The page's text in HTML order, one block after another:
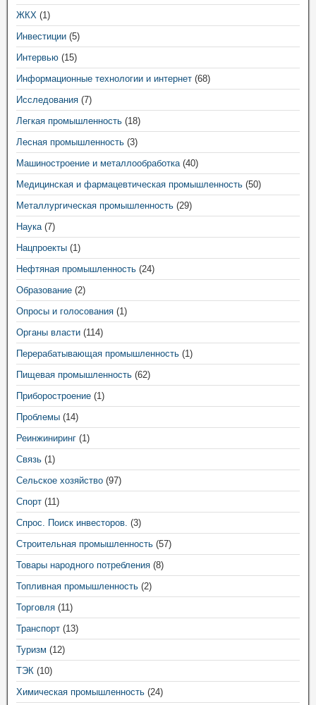
ЖКХ (1)
Инвестиции (5)
Интервью (15)
Информационные технологии и интернет (68)
Исследования (7)
Легкая промышленность (18)
Лесная промышленность (3)
Машиностроение и металлообработка(40)
Медицинская и фармацевтическая промышленность (50)
Металлургическая промышленность (29)
Наука(7)
Нацпроекты (1)
Нефтяная промышленность (24)
Образование (2)
Опросы и голосования (1)
Органы власти (114)
Перерабатывающая промышленность (1)
Пищевая промышленность (62)
Приборостроение (1)
Проблемы (14)
Реинжиниринг (1)
Связь (1)
Сельское хозяйство (97)
Спорт (11)
Спрос. Поиск инвесторов. (3)
Строительная промышленность (57)
Товары народного потребления (8)
Топливная промышленность (2)
Торговля (11)
Транспорт (13)
Туризм (12)
ТЭК (10)
Химическая промышленность (24)